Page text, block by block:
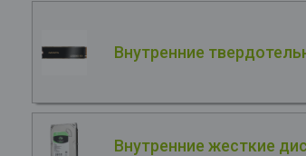
Внутренние
Внутренние жесткие